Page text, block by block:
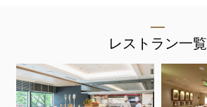
レストラン一覧